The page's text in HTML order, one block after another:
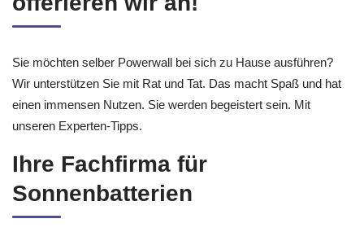
Sie möchten selber Powerwall bei sich zu Hause ausführen?
Wir unterstützen Sie mit Rat und Tat. Das macht Spaß und hat
einen immensen Nutzen. Sie werden begeistert sein. Mit
unseren Experten-Tipps.
Ihre Fachfirma für
Sonnenbatterien